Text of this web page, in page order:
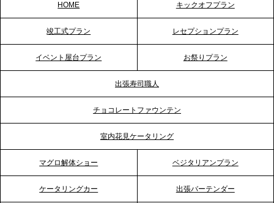
2026.5.20
プレスリリースのご案内｜ケータリングのセカンド
2026.5.12
プレスリリースのご案内｜ケータリングのセカンド
プレスリリースのご案内｜「温かな食」が会話のス
HOME キックオフプラン
竣工式プラン レセプションプラン
イベント屋台プラン お祭りプラン
出張寿司職人
チョコレートファウンテン
室内花見ケータリング
マグロ解体ショー ベジタリアンプラン
ケータリングカー 出張バーテンダー